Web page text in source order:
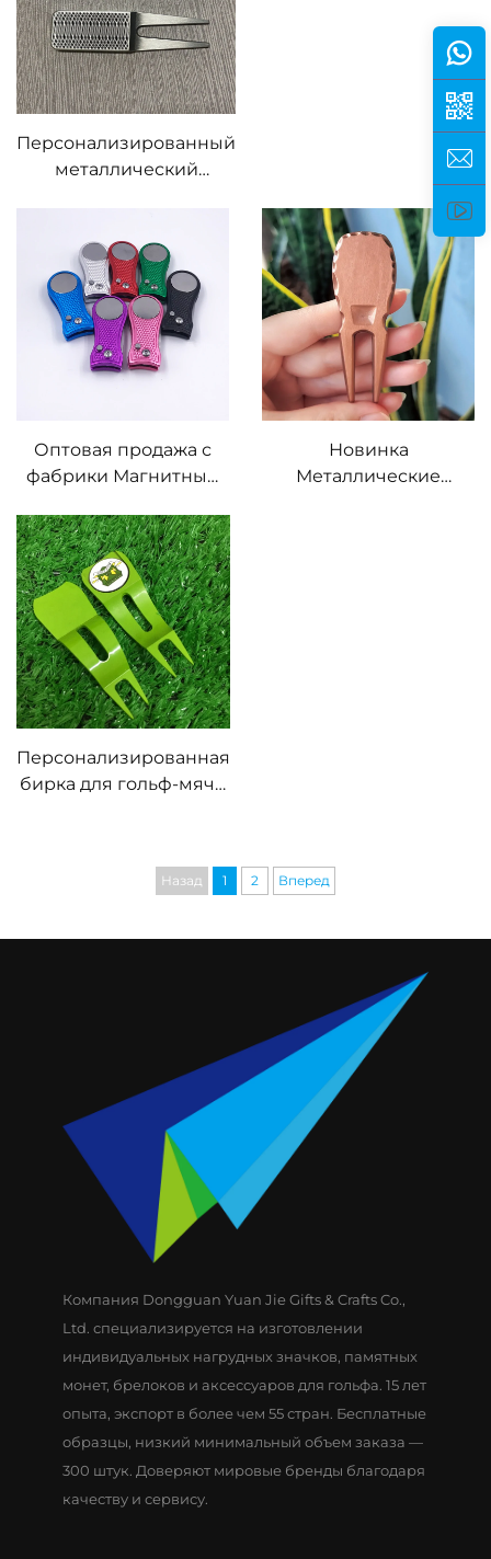
персонализированным
маркером мяча
Персонализированный
металлический
Индивидуальные
вилы-маркировщики
Инструмент для
ремонта дивота для
гольфа с гравировкой
имени
Оптовая продажа с
фабрики Магнитный
ремонта дивота для
гольфа с
индивидуальным
логотипом и
маркером мяча
Новинка
Металлические
Персонализированная
бирка для гольф-мяча,
гольф-поле
Назад 1 2 Вперед
Компания Dongguan Yuan Jie Gifts & Crafts Co.,
Ltd. специализируется на изготовлении
индивидуальных нагрудных значков, памятных
монет, брелоков и аксессуаров для гольфа. 15 лет
опыта, экспорт в более чем 55 стран. Бесплатные
образцы, низкий минимальный объем заказа —
300 штук. Доверяют мировые бренды благодаря
качеству и сервису.